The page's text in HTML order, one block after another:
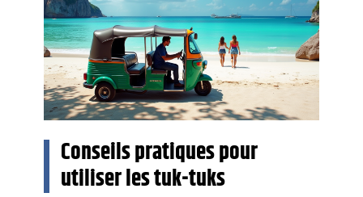
Conseils pratiques pour
utiliser les tuk-tuks